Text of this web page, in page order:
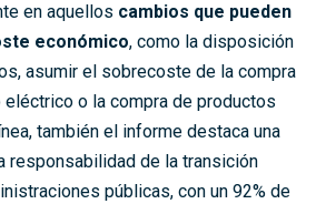
en aquellos cambios que pueden
económico, como la disposición
asumir el sobrecoste de la compra
eléctrico o la compra de productos
también el informe destaca una
responsabilidad de la transición
públicas, con un 92% de